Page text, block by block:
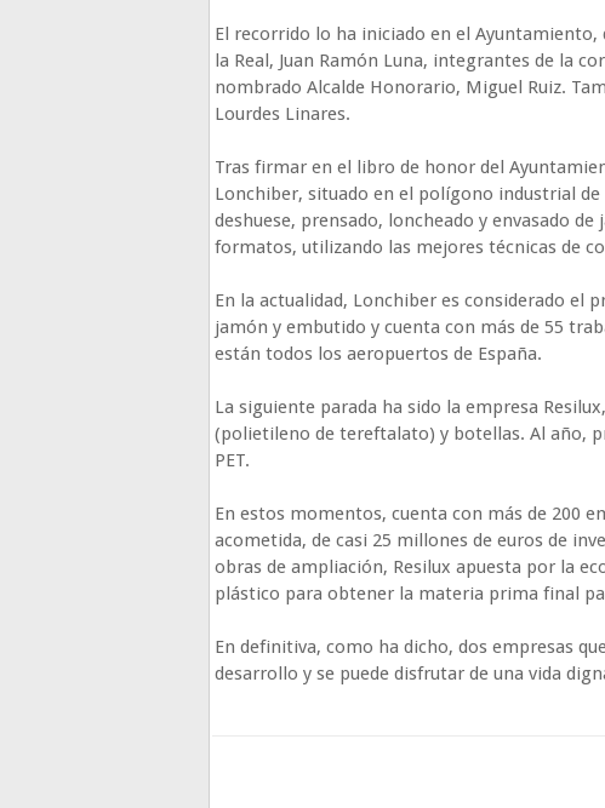
El recorrido lo ha iniciado en el
la Real, Juan Ramón Luna, integrantes de la
nombrado Alcalde Honorario, Miguel Ruiz.
Lourdes Linares.
Tras firmar en el libro de honor del
Lonchiber, situado en el polígono industrial
deshuese, prensado, loncheado y envasado
formatos, utilizando las mejores técnicas de
En la actualidad, Lonchiber es considerado el
jamón y embutido y cuenta con más de 55
están todos los aeropuertos de España.
La siguiente parada ha sido la empresa
(polietileno de tereftalato) y botellas. Al año,
PET.
En estos momentos, cuenta con más de 200
acometida, de casi 25 millones de euros de
obras de ampliación, Resilux apuesta por la
plástico para obtener la materia prima final
En definitiva, como ha dicho, dos empresas
desarrollo y se puede disfrutar de una vida